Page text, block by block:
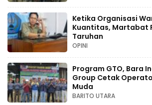
Ketika Organisasi
Kuantitas, Martabat
Taruhan
OPINI
Program GTO, Bara
Group Cetak
Muda
BARITO UTARA